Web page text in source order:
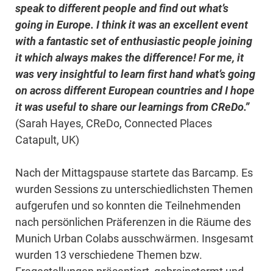
speak to different people and find out what’s
going in Europe. I think it was an excellent event
with a fantastic set of enthusiastic people joining
it which always makes the difference! For me, it
was very insightful to learn first hand what’s going
on across different European countries and I hope
it was useful to share our learnings from CReDo.”
(Sarah Hayes, CReDo, Connected Places
Catapult, UK)
Nach der Mittagspause startete das Barcamp. Es
wurden Sessions zu unterschiedlichsten Themen
aufgerufen und so konnten die Teilnehmenden
nach persönlichen Präferenzen in die Räume des
Munich Urban Colabs ausschwärmen. Insgesamt
wurden 13 verschiedene Themen bzw.